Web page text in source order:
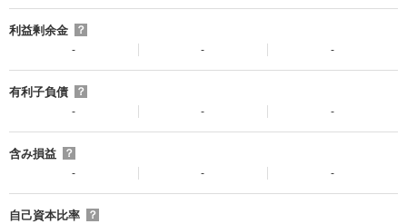
利益剰余金
？
-
- -
有利子負債
？
-
- -
含み損益
？
-
- -
自己資本比率
？